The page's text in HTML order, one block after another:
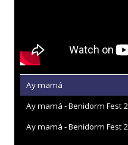
Ay mamá
Ay mamá - Benidorm Fest
Ay mamá - Benidorm Fest